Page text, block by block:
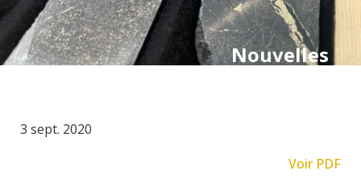
Nouvelles
3 sept. 2020
Voir PDF